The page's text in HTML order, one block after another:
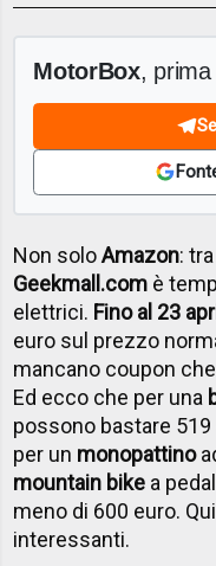
MotorBox, prima
Non soloAmazon:
Geekmall.com è
elettrici. Fino al 23
euro sul prezzo
mancano coupon
Ed ecco che per una
possono bastare
per un monopattino
mountain bike a
meno di 600 euro.
interessanti.